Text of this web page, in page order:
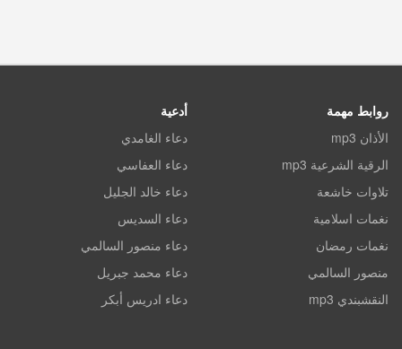
روابط مهمة
الأذان mp3
الرقية الشرعية mp3
تلاوات خاشعة
نغمات اسلامية
نغمات رمضان
منصور السالمي
النقشبندي mp3
أدعية
دعاء الغامدي
دعاء العفاسي
دعاء خالد الجليل
دعاء السديس
دعاء منصور السالمي
دعاء محمد جبريل
دعاء ادريس أبكر